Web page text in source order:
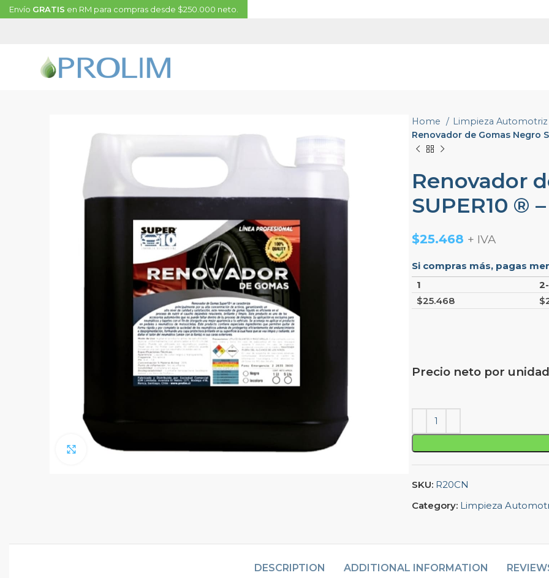
Click to enlarge
Home
Limpieza
Renovador de Gomas Negro
Renovador
SUPER10 ®
$25.468 + IVA
Si compras más, pagas
1
$25.468 $
Precio neto por
SKU: R20CN
Category: Limpieza
DESCRIPTION ADDITIONAL INFORMATION
Envío GRATIS en RM para compras desde $250.000 neto.